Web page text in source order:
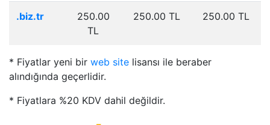
.biz.tr
250.00
TL
250.00 TL 250.00 TL
* Fiyatlar yeni bir web site lisansı ile beraber
alındığında geçerlidir.
* Fiyatlara %20 KDV dahil değildir.